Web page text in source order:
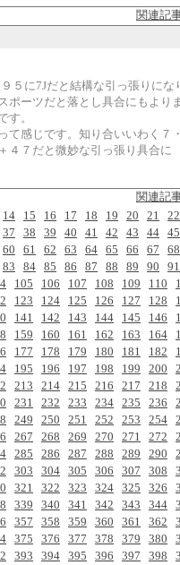
関連記
５に7Jだと結構な引っ張りにな
ポーツだと落とし具合にもよりま
す。
て感じです。知り合いいわく７
４７だと微妙な引っ張り具合に
関連記
14 15 16 17 18 19 20 21 22
37 38 39 40 41 42 43 44 45
60 61 62 63 64 65 66 67 68
83 84 85 86 87 88 89 90 91
105 106 107 108 109 110
123 124 125 126 127 128
141 142 143 144 145 146
159 160 161 162 163 164
177 178 179 180 181 182
195 196 197 198 199 200
213 214 215 216 217 218
231 232 233 234 235 236
249 250 251 252 253 254
267 268 269 270 271 272
285 286 287 288 289 290
303 304 305 306 307 308
321 322 323 324 325 326
339 340 341 342 343 344
357 358 359 360 361 362
375 376 377 378 379 380
393 394 395 396 397 398